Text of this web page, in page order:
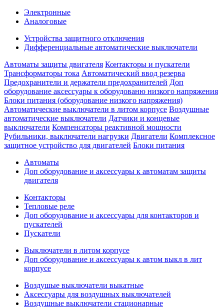
Электронные
Аналоговые
Устройства защитного отключения
Дифференциальные автоматические выключатели
Автоматы защиты двигателя Контакторы и пускатели
Трансформаторы тока Автоматический ввод резерва
Предохранители и держатели предохранителей Доп
оборудование аксессуары к оборудованю низкого напряжения
Блоки питания (оборудование низкого напряжения)
Автоматические выключатели в литом корпусе Воздушные
автоматические выключатели Датчики и концевые
выключатели Компенсаторы реактивной мощности
Рубильники, выключатели нагрузки Двигатели Комплексное
защитное устройство для двигателей Блоки питания
Автоматы
Доп оборудование и аксессуары к автоматам защиты
двигателя
Контакторы
Тепловые реле
Доп оборудование и аксессуары для контакторов и
пускателей
Пускатели
Выключатели в литом корпусе
Доп оборудование и аксессуары к автом выкл в лит
корпусе
Воздушые выключатели выкатные
Аксессуары для воздушных выключателей
Воздушные выключатели стационарные